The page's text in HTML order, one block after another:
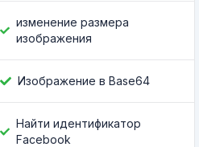
изменение размера
изображения
Изображение в Base64
Найти идентификатор
Facebook